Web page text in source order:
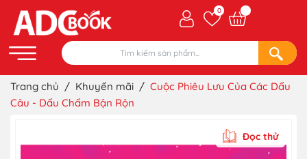
0
Trang chủ / Khuyến mãi / Cuộc Phiêu Lưu Của Các Dấu
Câu - Dấu Chấm Bận Rộn
Đọc thử